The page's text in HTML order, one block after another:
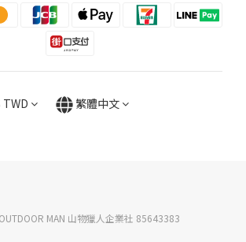
TWD 繁體中文
MAN 山物獵人企業社 85643383